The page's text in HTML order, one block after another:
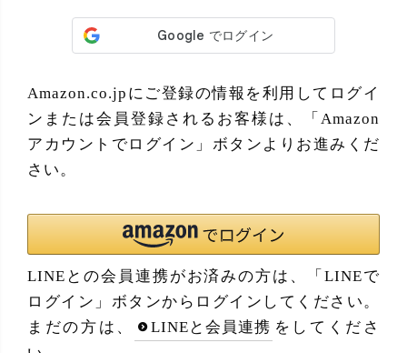
Amazon.co.jpにご登録の情報を利用してログイ
ンまたは会員登録されるお客様は、「Amazon
アカウントでログイン」ボタンよりお進みくだ
さい。
LINEとの会員連携がお済みの方は、「LINEで
ログイン」ボタンからログインしてください。
まだの方は、
LINEと会員連携 をしてくださ